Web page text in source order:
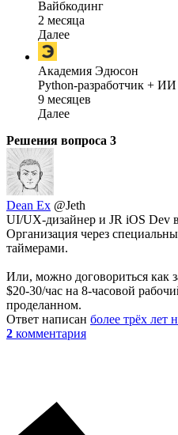
Вайбкодинг
2 месяца
Далее
Академия Эдюсон
Python-разработчик + ИИ
9 месяцев
Далее
Решения вопроса 3
Dean Ex @Jeth
UI/UX-дизайнер и JR iOS Dev
Организация через
таймерами.
Или, можно договориться как
$20-30/час на 8-часовой
проделанном.
Ответ написан более трёх лет
2 комментария